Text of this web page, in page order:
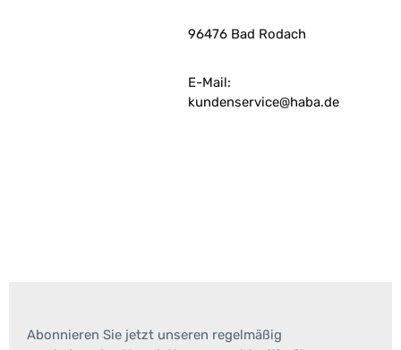
96476 Bad Rodach
E-Mail:
kundenservice@haba.de
Abonnieren Sie jetzt unseren regelmäßig